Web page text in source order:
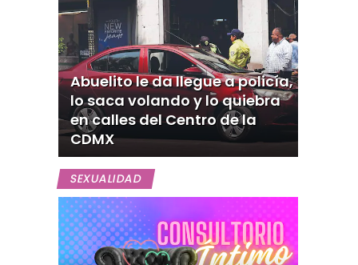
Abuelito le da llegue a policía,
lo saca volando y lo quiebra
en calles del Centro de la
CDMX
SEXUALIDAD